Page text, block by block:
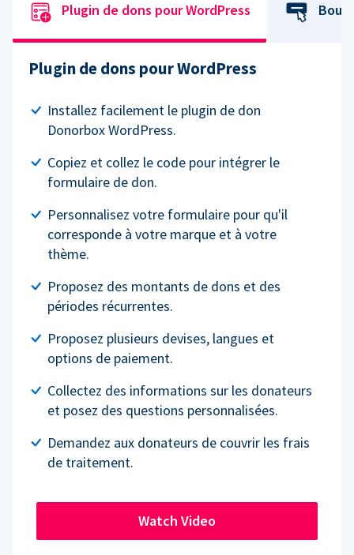
Plugin de dons pour WordPress
Plugin de dons pour WordPress
Installez facilement le plugin de don
Donorbox WordPress.
Copiez et collez le code pour intégrer le
formulaire de don.
Personnalisez votre formulaire pour qu'il
corresponde à votre marque et à votre
thème.
Proposez des montants de dons et des
périodes récurrentes.
Proposez plusieurs devises, langues et
options de paiement.
Collectez des informations sur les donateurs
et posez des questions personnalisées.
Demandez aux donateurs de couvrir les frais
de traitement.
Watch Video